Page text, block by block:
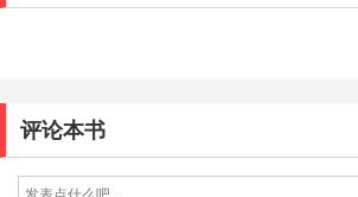
评论本书